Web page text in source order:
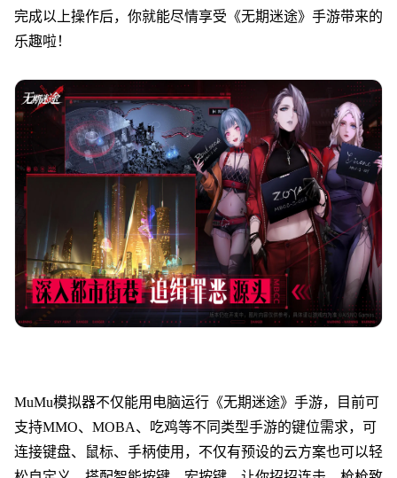
完成以上操作后，你就能尽情享受《无期迷途》手游带来的
乐趣啦！
MuMu模拟器不仅能用电脑运行《无期迷途》手游，目前可
支持MMO、MOBA、吃鸡等不同类型手游的键位需求，可
连接键盘、鼠标、手柄使用，不仅有预设的云方案也可以轻